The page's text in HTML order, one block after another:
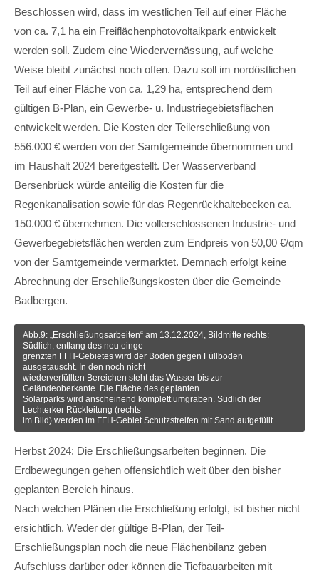
Beschlossen wird, dass im westlichen Teil auf einer Fläche
von ca. 7,1 ha ein Freiflächenphotovoltaikpark entwickelt
werden soll. Zudem eine Wiedervernässung, auf welche
Weise bleibt zunächst noch offen. Dazu soll im nordöstlichen
Teil auf einer Fläche von ca. 1,29 ha, entsprechend dem
gültigen B-Plan, ein Gewerbe- u. Industriegebietsflächen
entwickelt werden. Die Kosten der Teilerschließung von
556.000 € werden von der Samtgemeinde übernommen und
im Haushalt 2024 bereitgestellt. Der Wasserverband
Bersenbrück würde anteilig die Kosten für die
Regenkanalisation sowie für das Regenrückhaltebecken ca.
150.000 € übernehmen. Die vollerschlossenen Industrie- und
Gewerbegebietsflächen werden zum Endpreis von 50,00 €/qm
von der Samtgemeinde vermarktet. Demnach erfolgt keine
Abrechnung der Erschließungskosten über die Gemeinde
Badbergen.
Abb.9: „Erschließungsarbeiten“ am 13.12.2024, Bildmitte rechts:
Südlich, entlang des neu einge-
grenzten FFH-Gebietes wird der Boden gegen Füllboden
ausgetauscht. In den noch nicht
wiederverfüllten Bereichen steht das Wasser bis zur
Geländeoberkante. Die Fläche des geplanten
Solarparks wird anscheinend komplett umgraben. Südlich der
Lechterker Rückleitung (rechts
im Bild) werden im FFH-Gebiet Schutzstreifen mit Sand aufgefüllt.
Herbst 2024: Die Erschließungsarbeiten beginnen. Die
Erdbewegungen gehen offensichtlich weit über den bisher
geplanten Bereich hinaus.
Nach welchen Plänen die Erschließung erfolgt, ist bisher nicht
ersichtlich. Weder der gültige B-Plan, der Teil-
Erschließungsplan noch die neue Flächenbilanz geben
Aufschluss darüber oder können die Tiefbauarbeiten mit